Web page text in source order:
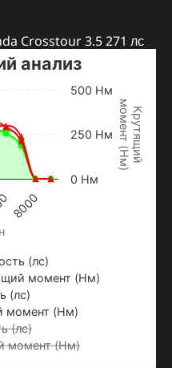
Крутящий
м
о
м
е
н
т
(
Н
м
)
анализ
(лс)
момент (Нм)
(лс)
момент (Нм)
(лс)
момент (Нм)
8000
0 Нм
250 Нм
500 Нм